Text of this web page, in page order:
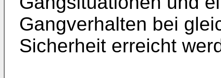
Gangverhalten bei
Sicherheit erreicht